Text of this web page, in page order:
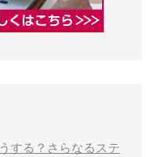
する？さらなるステ